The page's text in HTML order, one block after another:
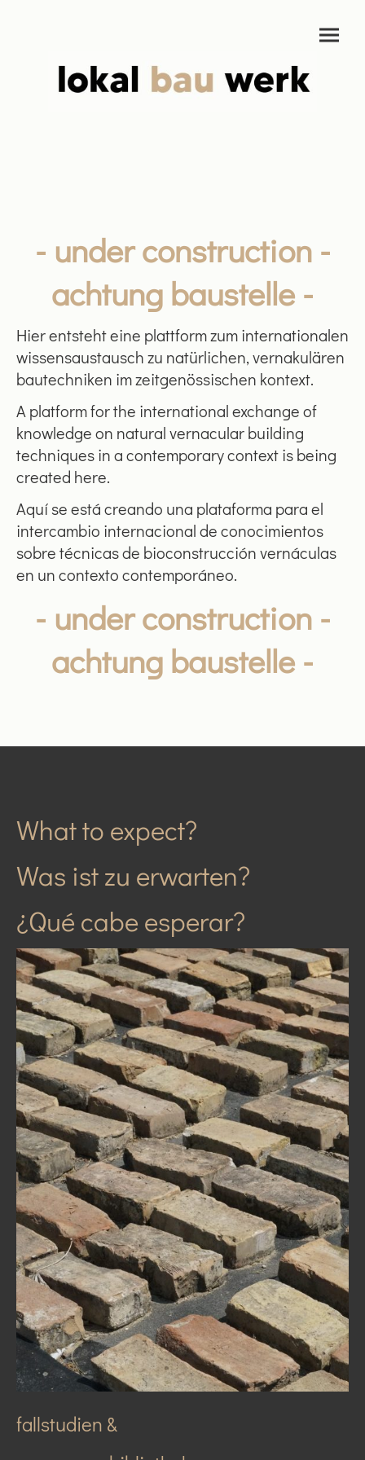
- under construction -
achtung baustelle -
Hier entsteht eine plattform zum internationalen
wissensaustausch zu natürlichen, vernakulären
bautechniken im zeitgenössischen kontext.
A platform for the international exchange of
knowledge on natural vernacular building
techniques in a contemporary context is being
created here.
- under construction -
achtung baustelle -
Aquí se está creando una plataforma para el
intercambio internacional de conocimientos
sobre técnicas de bioconstrucción vernáculas
en un contexto contemporáneo.
What to expect?
Was ist zu erwarten?
¿Qué cabe esperar?
fallstudien &